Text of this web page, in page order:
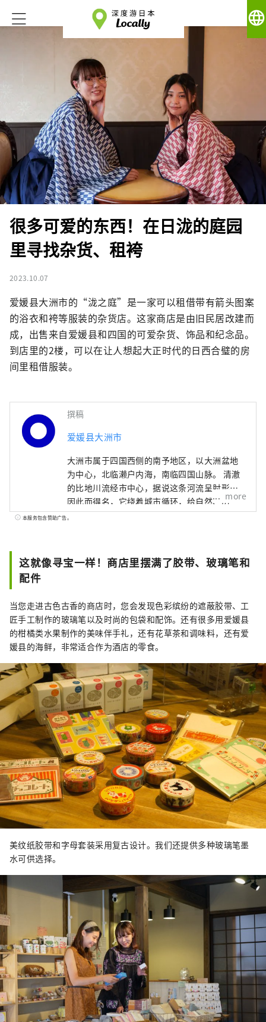
language
很多可爱的东西！在日泷的庭园
里寻找杂货、租袴
2023.10.07
爱媛县大洲市的“泷之庭”是一家可以租借带有箭头图案
的浴衣和袴等服装的杂货店。这家商店是由旧民居改建而
成，出售来自爱媛县和四国的可爱杂货、饰品和纪念品。
到店里的2楼，可以在让人想起大正时代的日西合璧的房
间里租借服装。
撰稿
爱媛县大洲市
大洲市属于四国西侧的南予地区，以大洲盆地
为中心，北临濑户内海，南临四国山脉。 清澈
的比地川流经市中心，据说这条河流呈肘形，
因此而得名，它绕着城市循环，给自然、历
史、文化和社会带来了许多福祉。当地特产。
more
本服务包含赞助广告。
这就像寻宝一样！商店里摆满了胶带、玻璃笔和
配件
当您走进古色古香的商店时，您会发现色彩缤纷的遮蔽胶带、工
匠手工制作的玻璃笔以及时尚的包袋和配饰。还有很多用爱媛县
的柑橘类水果制作的美味伴手礼，还有花草茶和调味料，还有爱
媛县的海鲜，非常适合作为酒店的零食。
美纹纸胶带和字母套装采用复古设计。我们还提供多种玻璃笔墨
水可供选择。